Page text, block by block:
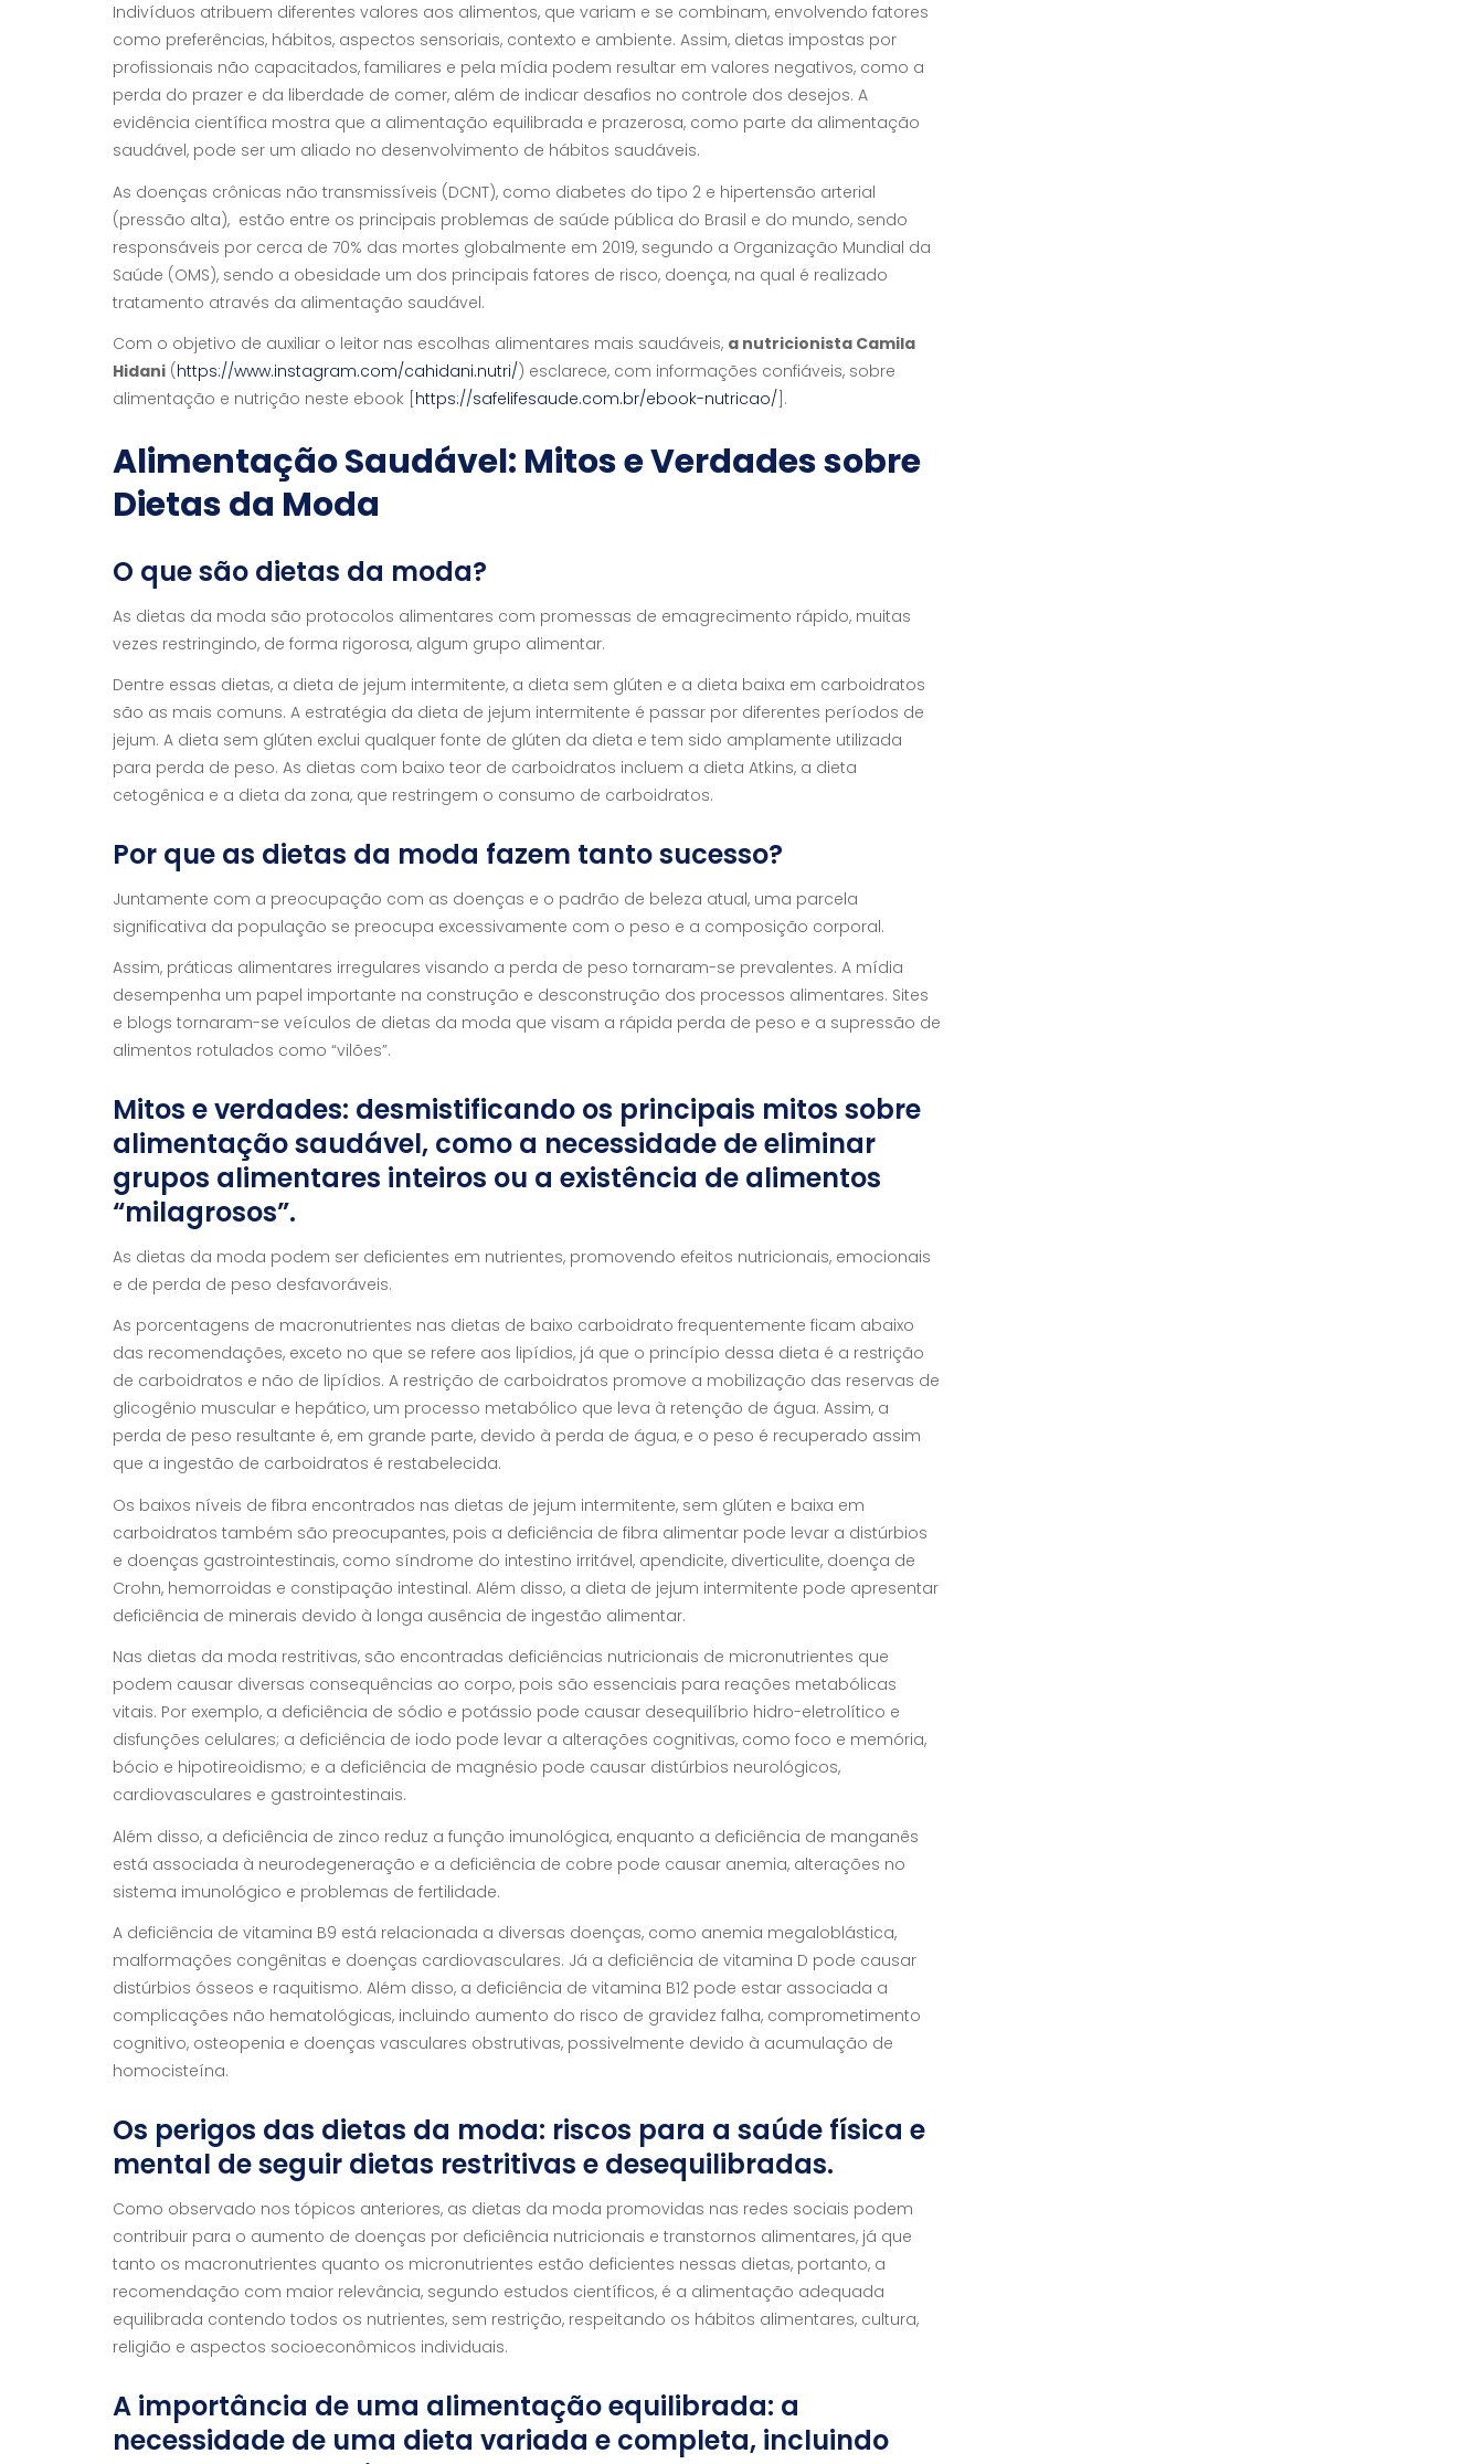
Indivíduos atribuem diferentes valores aos alimentos, que variam e se combinam, envolvendo fatores
como preferências, hábitos, aspectos sensoriais, contexto e ambiente. Assim, dietas impostas por
profissionais não capacitados, familiares e pela mídia podem resultar em valores negativos, como a
perda do prazer e da liberdade de comer, além de indicar desafios no controle dos desejos. A
evidência científica mostra que a alimentação equilibrada e prazerosa, como parte da alimentação
saudável, pode ser um aliado no desenvolvimento de hábitos saudáveis.
As doenças crônicas não transmissíveis (DCNT), como diabetes do tipo 2 e hipertensão arterial
(pressão alta), estão entre os principais problemas de saúde pública do Brasil e do mundo, sendo
responsáveis por cerca de 70% das mortes globalmente em 2019, segundo a Organização Mundial da
Saúde (OMS), sendo a obesidade um dos principais fatores de risco, doença, na qual é realizado
tratamento através da alimentação saudável.
Com o objetivo de auxiliar o leitor nas escolhas alimentares mais saudáveis, a nutricionista Camila
Hidani (https://www.instagram.com/cahidani.nutri/) esclarece, com informações confiáveis, sobre
alimentação e nutrição neste ebook [ https://safelifesaude.com.br/ebook-nutricao/ ].
Alimentação Saudável: Mitos e Verdades sobre
Dietas da Moda
O que são dietas da moda?
As dietas da moda são protocolos alimentares com promessas de emagrecimento rápido, muitas
vezes restringindo, de forma rigorosa, algum grupo alimentar.
Dentre essas dietas, a dieta de jejum intermitente, a dieta sem glúten e a dieta baixa em carboidratos
são as mais comuns. A estratégia da dieta de jejum intermitente é passar por diferentes períodos de
jejum. A dieta sem glúten exclui qualquer fonte de glúten da dieta e tem sido amplamente utilizada
para perda de peso. As dietas com baixo teor de carboidratos incluem a dieta Atkins, a dieta
cetogênica e a dieta da zona, que restringem o consumo de carboidratos.
Por que as dietas da moda fazem tanto sucesso?
Juntamente com a preocupação com as doenças e o padrão de beleza atual, uma parcela
significativa da população se preocupa excessivamente com o peso e a composição corporal.
Assim, práticas alimentares irregulares visando a perda de peso tornaram-se prevalentes. A mídia
desempenha um papel importante na construção e desconstrução dos processos alimentares. Sites
e blogs tornaram-se veículos de dietas da moda que visam a rápida perda de peso e a supressão de
alimentos rotulados como “vilões”.
Mitos e verdades: desmistificando os principais mitos sobre
alimentação saudável, como a necessidade de eliminar
grupos alimentares inteiros ou a existência de alimentos
“milagrosos”.
As dietas da moda podem ser deficientes em nutrientes, promovendo efeitos nutricionais, emocionais
e de perda de peso desfavoráveis.
As porcentagens de macronutrientes nas dietas de baixo carboidrato frequentemente ficam abaixo
das recomendações, exceto no que se refere aos lipídios, já que o princípio dessa dieta é a restrição
de carboidratos e não de lipídios. A restrição de carboidratos promove a mobilização das reservas de
glicogênio muscular e hepático, um processo metabólico que leva à retenção de água. Assim, a
perda de peso resultante é, em grande parte, devido à perda de água, e o peso é recuperado assim
que a ingestão de carboidratos é restabelecida.
Os baixos níveis de fibra encontrados nas dietas de jejum intermitente, sem glúten e baixa em
carboidratos também são preocupantes, pois a deficiência de fibra alimentar pode levar a distúrbios
e doenças gastrointestinais, como síndrome do intestino irritável, apendicite, diverticulite, doença de
Crohn, hemorroidas e constipação intestinal. Além disso, a dieta de jejum intermitente pode apresentar
deficiência de minerais devido à longa ausência de ingestão alimentar.
Nas dietas da moda restritivas, são encontradas deficiências nutricionais de micronutrientes que
podem causar diversas consequências ao corpo, pois são essenciais para reações metabólicas
vitais. Por exemplo, a deficiência de sódio e potássio pode causar desequilíbrio hidro-eletrolítico e
disfunções celulares; a deficiência de iodo pode levar a alterações cognitivas, como foco e memória,
bócio e hipotireoidismo; e a deficiência de magnésio pode causar distúrbios neurológicos,
cardiovasculares e gastrointestinais.
Além disso, a deficiência de zinco reduz a função imunológica, enquanto a deficiência de manganês
está associada à neurodegeneração e a deficiência de cobre pode causar anemia, alterações no
sistema imunológico e problemas de fertilidade.
A deficiência de vitamina B9 está relacionada a diversas doenças, como anemia megaloblástica,
malformações congênitas e doenças cardiovasculares. Já a deficiência de vitamina D pode causar
distúrbios ósseos e raquitismo. Além disso, a deficiência de vitamina B12 pode estar associada a
complicações não hematológicas, incluindo aumento do risco de gravidez falha, comprometimento
cognitivo, osteopenia e doenças vasculares obstrutivas, possivelmente devido à acumulação de
homocisteína.
Os perigos das dietas da moda: riscos para a saúde física e
mental de seguir dietas restritivas e desequilibradas.
Como observado nos tópicos anteriores, as dietas da moda promovidas nas redes sociais podem
contribuir para o aumento de doenças por deficiência nutricionais e transtornos alimentares, já que
tanto os macronutrientes quanto os micronutrientes estão deficientes nessas dietas, portanto, a
recomendação com maior relevância, segundo estudos científicos, é a alimentação adequada
equilibrada contendo todos os nutrientes, sem restrição, respeitando os hábitos alimentares, cultura,
religião e aspectos socioeconômicos individuais.
A importância de uma alimentação equilibrada: a
necessidade de uma dieta variada e completa, incluindo